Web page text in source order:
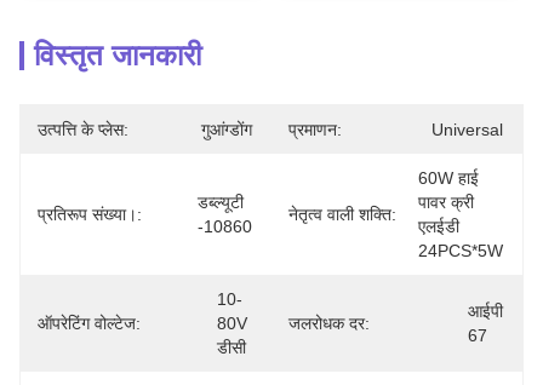
विस्तृत जानकारी
उत्पत्ति के प्लेस: गुआंग्डोंग प्रमाणन: Universal
प्रतिरूप संख्या।:
डब्ल्यूटी
-10860
नेतृत्व वाली शक्ति:
60W हाई
पावर क्री
एलईडी
24PCS*5W
ऑपरेटिंग वोल्टेज:
10-
80V
डीसी
जलरोधक दर:
आईपी
​​67